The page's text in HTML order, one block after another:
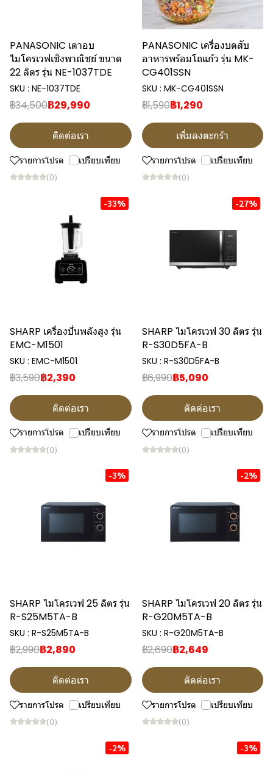
PANASONIC เตาอบ
ไมโครเวฟเชิงพาณิชย์ ขนาด
22 ลิตร รุ่น NE-1037TDE
SKU : NE-1037TDE
฿34,500฿29,990
ติดต่อเรา
รายการโปรด เปรียบเทียบ
(0)
PANASONIC เครื่องบดสับ
อาหารพร้อมโถแก้ว รุ่น MK-
CG401SSN
SKU : MK-CG401SSN
฿1,590฿1,290
เพิ่มลงตะกร้า
รายการโปรด เปรียบเทียบ
(0)
-33%
SHARP เครื่องปั่นพลังสูง รุ่น
EMC-M1501
SKU : EMC-M1501
฿3,590฿2,390
ติดต่อเรา
รายการโปรด เปรียบเทียบ
(0)
-27%
SHARP ไมโครเวฟ 30 ลิตร รุ่น
R-S30D5FA-B
SKU : R-S30D5FA-B
฿6,990฿5,090
ติดต่อเรา
รายการโปรด เปรียบเทียบ
(0)
-3%
SHARP ไมโครเวฟ 25 ลิตร รุ่น
R-S25M5TA-B
SKU : R-S25M5TA-B
฿2,990฿2,890
ติดต่อเรา
รายการโปรด เปรียบเทียบ
(0)
-2%
SHARP ไมโครเวฟ 20 ลิตร รุ่น
R-G20M5TA-B
SKU : R-G20M5TA-B
฿2,690฿2,649
ติดต่อเรา
รายการโปรด เปรียบเทียบ
(0)
-2% -3%